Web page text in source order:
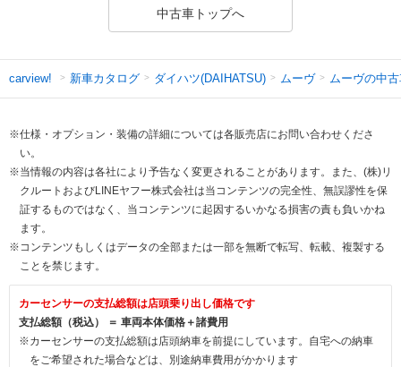
中古車トップへ
carview! 新車カタログ ダイハツ(DAIHATSU) ムーヴ ムーヴの中
※仕様・オプション・装備の詳細については各販売店にお問い合わせくださ
い。
※当情報の内容は各社により予告なく変更されることがあります。また、(株)リ
クルートおよびLINEヤフー株式会社は当コンテンツの完全性、無誤謬性を保
証するものではなく、当コンテンツに起因するいかなる損害の責も負いかね
ます。
※コンテンツもしくはデータの全部または一部を無断で転写、転載、複製する
ことを禁じます。
カーセンサーの支払総額は店頭乗り出し価格です
支払総額（税込） ＝ 車両本体価格＋諸費用
※カーセンサーの支払総額は店頭納車を前提にしています。自宅への納車
をご希望された場合などは、別途納車費用がかかります